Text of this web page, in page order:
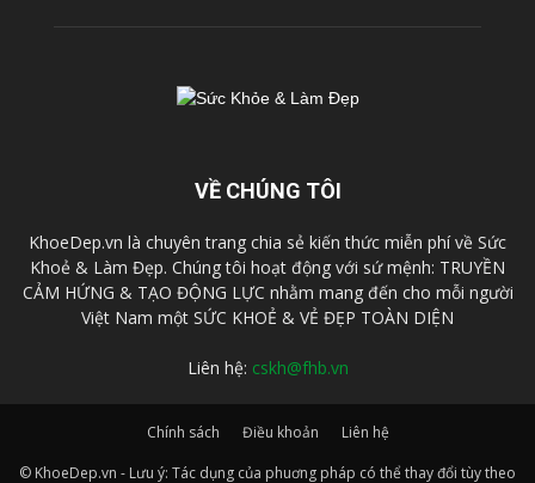
VỀ CHÚNG TÔI
KhoeDep.vn là chuyên trang chia sẻ kiến thức miễn phí về Sức
Khoẻ & Làm Đẹp. Chúng tôi hoạt động với sứ mệnh: TRUYỀN
CẢM HỨNG & TẠO ĐỘNG LỰC nhằm mang đến cho mỗi người
Việt Nam một SỨC KHOẺ & VẺ ĐẸP TOÀN DIỆN
Liên hệ: cskh@fhb.vn
Chính sách Điều khoản
Liên hệ
© KhoeDep.vn - Lưu ý: Tác dụng của phuơng pháp có thể thay đổi tùy theo